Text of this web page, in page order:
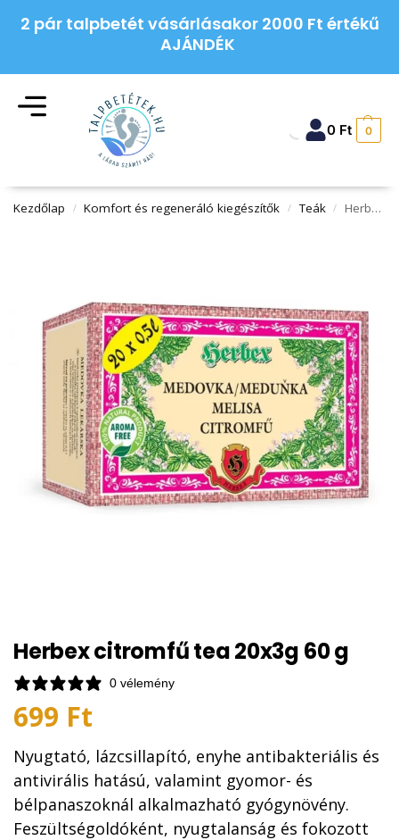
2 pár talpbetét vásárlásakor 2000 Ft értékű
AJÁNDÉK
0 Ft 0
Kezdőlap / Komfort és regeneráló kiegészítők / Teák / Herbex citromfű tea 20x3g 60 g
Herbex citromfű tea 20x3g 60 g
0 vélemény
699 Ft
Nyugtató, lázcsillapító, enyhe antibakteriális és
antivirális hatású, valamint gyomor- és
bélpanaszoknál alkalmazható gyógynövény.
Feszültségoldóként, nyugtalanság és fokozott